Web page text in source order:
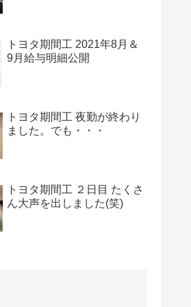
トヨタ期間工 2021年8月＆
9月給与明細公開
トヨタ期間工 夜勤が終わり
ました。でも・・・
トヨタ期間工 ２日目 たくさ
ん大声を出しました(笑)